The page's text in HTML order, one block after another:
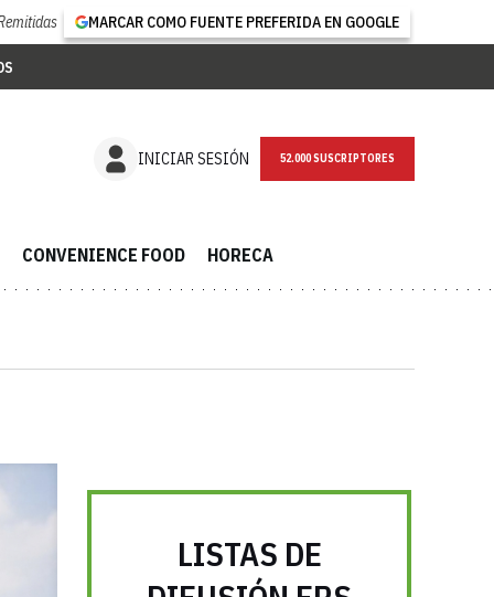
MARCAR COMO FUENTE PREFERIDA EN GOOGLE
INICIAR SESIÓN NEWSLETTER
CONVENIENCE FOOD HORECA
LISTAS DE